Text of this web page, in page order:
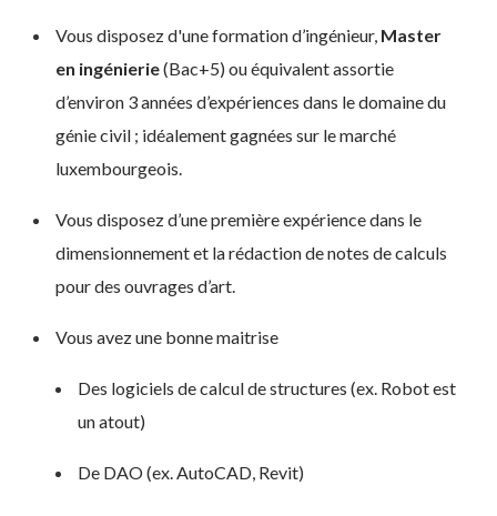
Vous disposez d'une formation d’ingénieur, Master
en ingénierie(Bac+5) ou équivalent assortie
d’environ 3 années d’expériences dans le domaine du
génie civil ; idéalement gagnées sur le marché
luxembourgeois.
Vous disposez d’une première expérience dans le
dimensionnement et la rédaction de notes de calculs
pour des ouvrages d’art.
Vous avez une bonne maitrise
Des logiciels de calcul de structures (ex. Robot est
un atout)
De DAO (ex. AutoCAD, Revit)